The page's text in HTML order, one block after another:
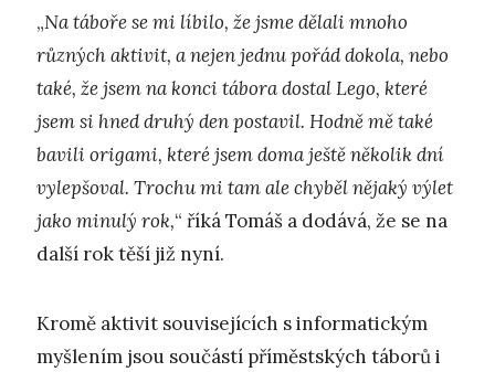
„Na táboře se mi líbilo, že jsme dělali mnoho
různých aktivit, a nejen jednu pořád dokola, nebo
také, že jsem na konci tábora dostal Lego, které
jsem si hned druhý den postavil. Hodně mě také
bavili origami, které jsem doma ještě několik dní
vylepšoval. Trochu mi tam ale chyběl nějaký výlet
jako minulý rok,“ říká Tomáš a dodává, že se na
další rok těší již nyní.
Kromě aktivit souvisejících s informatickým
myšlením jsou součástí příměstských táborů i